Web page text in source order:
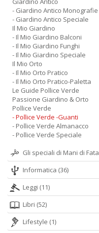
- Giardino Antico Monografie
- Giardino Antico Speciale
Il Mio Giardino
- Il Mio Giardino Balconi
- Il Mio Giardino Funghi
- Il Mio Giardino Speciale
Il Mio Orto
- Il Mio Orto Pratico
- Il Mio Orto Pratico-Paletta
Le Guide Pollice Verde
Passione Giardino & Orto
Pollice Verde
- Pollice Verde -Guanti
- Pollice Verde Almanacco
- Pollice Verde Speciale
Gli speciali di Mani di Fata
Informatica (36)
Leggi (11)
Libri (52)
Lifestyle (1)